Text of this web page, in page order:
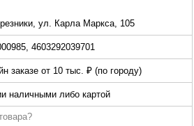
ул. Карла Маркса, 105
4603292039701
заказе от 10 тыс. ₽ (по городу)
наличными либо картой